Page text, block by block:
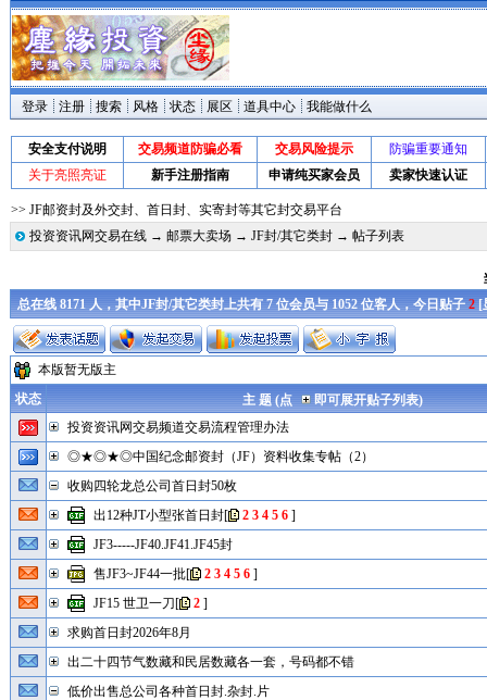
登录 注册 搜索 风格 状态 展区 道具中心 我能做什么
安全支付说明 交易频道防骗必看 交易风险提示
防骗重要通知
关于亮照亮证
新手注册指南 申请纯买家会员 卖家快速认证
>> JF邮资封及外交封、首日封、实寄封等其它封交易平台
投资资讯网交易在线→ 邮票大卖场→ JF封/其它类封→ 帖子列表
总在线 8171 人，其中JF封/其它类封上共有 7 位会员与 1052 位客人，今日贴子2[
本版暂无版主
状态
主 题 (点
即可展开贴子列表)
投资资讯网交易频道交易流程管理办法
◎★◎★◎中国纪念邮资封（JF）资料收集专帖（2）
收购四轮龙总公司首日封50枚
出12种JT小型张首日封[ 2 3 4 5 6]
JF3-----JF40.JF41.JF45封
售JF3~JF44一批[ 2 3 4 5 6]
JF15 世卫一刀[ 2]
求购首日封2026年8月
出二十四节气数藏和民居数藏各一套，号码都不错
低价出售总公司各种首日封.杂封.片